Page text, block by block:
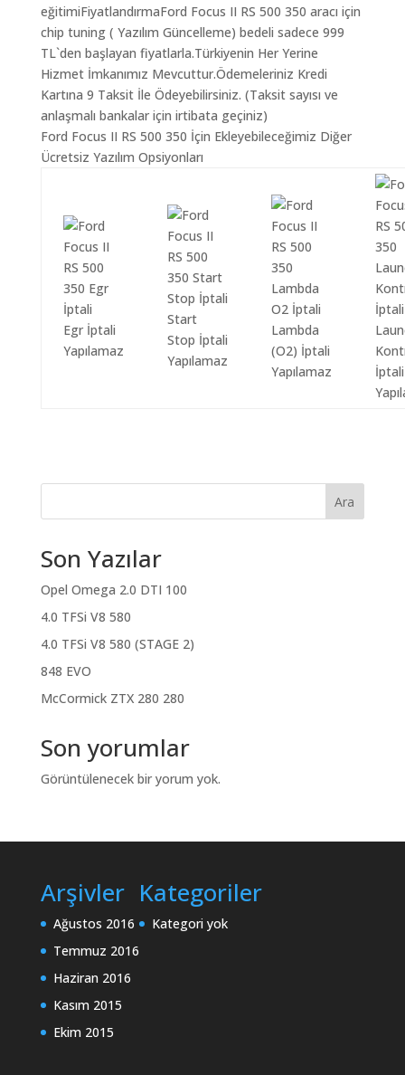
eğitimiFiyatlandırmaFord Focus II RS 500 350 aracı için
chip tuning ( Yazılım Güncelleme) bedeli sadece 999
TL`den başlayan fiyatlarla.Türkiyenin Her Yerine
Hizmet İmkanımız Mevcuttur.Ödemeleriniz Kredi
Kartına 9 Taksit İle Ödeyebilirsiniz. (Taksit sayısı ve
anlaşmalı bankalar için irtibata geçiniz)
Ford Focus II RS 500 350 İçin Ekleyebileceğimiz Diğer
Ücretsiz Yazılım Opsiyonları
Egr İptali
Yapılamaz
Start
Stop İptali
Yapılamaz
Lambda
(O2) İptali
Yapılamaz
İptali
Ara
Son Yazılar
Opel Omega 2.0 DTI 100
4.0 TFSi V8 580
4.0 TFSi V8 580 (STAGE 2)
848 EVO
McCormick ZTX 280 280
Son yorumlar
Görüntülenecek bir yorum yok.
Arşivler
Ağustos 2016
Temmuz 2016
Haziran 2016
Kasım 2015
Ekim 2015
Kategoriler
Kategori yok